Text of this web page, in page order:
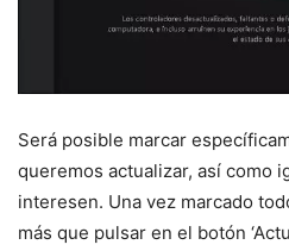
Será posible marcar
queremos actualizar, así como
interesen. Una vez marcado
más que pulsar en el botón